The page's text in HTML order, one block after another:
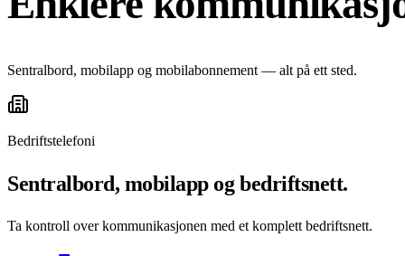
Sentralbord, mobilapp og mobilabonnement — alt på ett sted.
Bedriftstelefoni
Sentralbord, mobilapp og bedriftsnett.
Ta kontroll over kommunikasjonen med et komplett bedriftsnett.